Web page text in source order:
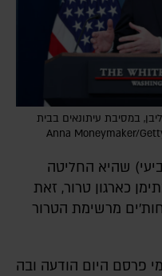
במסיבת עיתונאים בבית
כארגון טרור, זאת
מרשימת הטרור
פרסם היום הודעה ובה